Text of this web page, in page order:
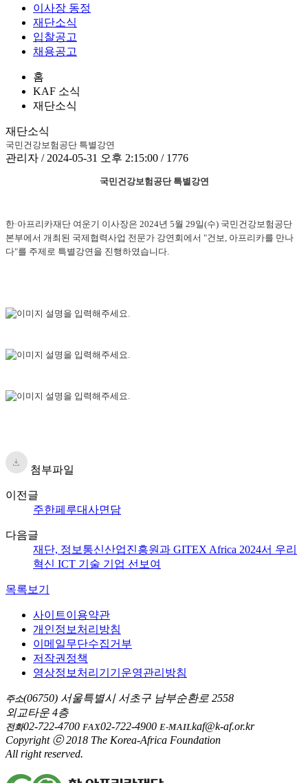
이사장 동정
재단소식
입찰공고
채용공고
홈
KAF 소식
재단소식
재단소식
국민건강보험공단 특별강연
관리자 / 2024-05-31 오후 2:15:00 / 1776
국민건강보험공단 특별강연
한·아프리카재단 여운기 이사장은 2024년 5월 29일(수) 국민건강보험공단
본부에서 개최된 국제협력사업 전문가 강연회에서 "건보, 아프리카를 만나
다"를 주제로 특별강연을 진행하였습니다.
첨부파일
이전글
주한페루대사면담
다음글
재단, 정보통신산업진흥원과 GITEX Africa 2024서 우리
혁신 ICT 기술 기업 선보여
목록보기
사이트이용약관
개인정보처리방침
이메일무단수집거부
저작권정책
영상정보처리기기운영관리방침
주소(06750) 서울특별시 서초구 남부순환로 2558
외교타운 4층
전화02-722-4700 FAX02-722-4900 E-MAILkaf@k-af.or.kr
Copyright ⓒ 2018 The Korea-Africa Foundation
All right reserved.